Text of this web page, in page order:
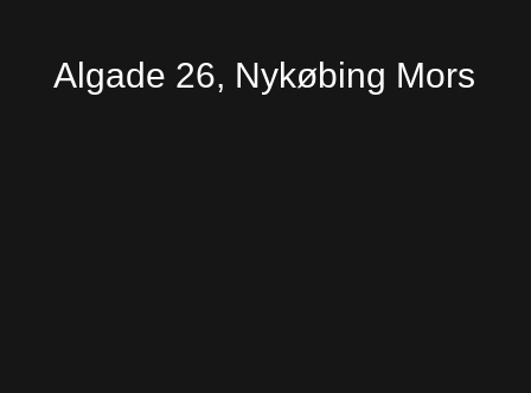
Algade 26, Nykøbing Mors